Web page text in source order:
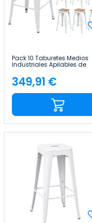
Pack 10 Taburetes Medios
Industriales Apilables de
Acero y Madera
43x43x76cm Thinia Home
Precio
349,91 €